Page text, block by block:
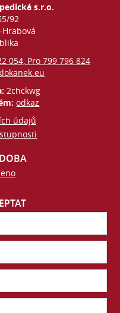
s.r.o.
92
054, Pro 799 796 824
2chckwg
odkaz
údajů